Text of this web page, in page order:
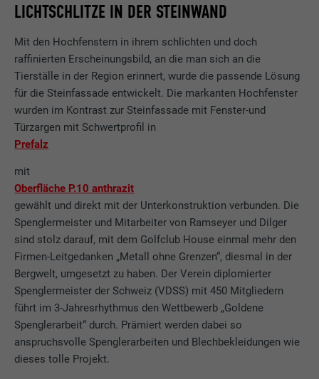
LICHTSCHLITZE IN DER STEINWAND
Mit den Hochfenstern in ihrem schlichten und doch
raffinierten Erscheinungsbild, an die man sich an die
Tierställe in der Region erinnert, wurde die passende Lösung
für die Steinfassade entwickelt. Die markanten Hochfenster
wurden im Kontrast zur Steinfassade mit Fenster-und
Türzargen mit Schwertprofil in
Prefalz
mit
Oberfläche P.10 anthrazit
gewählt und direkt mit der Unterkonstruktion verbunden. Die
Spenglermeister und Mitarbeiter von Ramseyer und Dilger
sind stolz darauf, mit dem Golfclub House einmal mehr den
Firmen-Leitgedanken „Metall ohne Grenzen“, diesmal in der
Bergwelt, umgesetzt zu haben. Der Verein diplomierter
Spenglermeister der Schweiz (VDSS) mit 450 Mitgliedern
führt im 3-Jahresrhythmus den Wettbewerb „Goldene
Spenglerarbeit“ durch. Prämiert werden dabei so
anspruchsvolle Spenglerarbeiten und Blechbekleidungen wie
dieses tolle Projekt.